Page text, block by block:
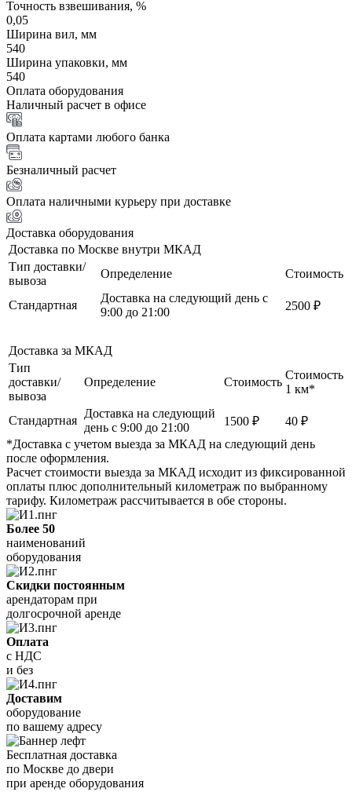
Точность взвешивания, %
0,05
Ширина вил, мм
540
Ширина упаковки, мм
540
Оплата оборудования
Наличный расчет в офисе
Оплата картами любого банка
Безналичный расчет
Оплата наличными курьеру при доставке
Доставка оборудования
Доставка по Москве внутри МКАД
Тип доставки/
вывоза
Определение Стоимость
Стандартная
Доставка на следующий день с
9:00 до 21:00
2500 ₽
Доставка за МКАД
Тип
доставки/
вывоза
Определение Стоимость
Стоимость
1 км*
Стандартная
Доставка на следующий
день с 9:00 до 21:00
1500 ₽
40 ₽
*Доставка с учетом выезда за МКАД на следующий день
после оформления.
Расчет стоимости выезда за МКАД исходит из фиксированной
оплаты плюс дополнительный километраж по выбранному
тарифу. Километраж рассчитывается в обе стороны.
Более 50
наименований
оборудования
Скидки постоянным
арендаторам при
долгосрочной аренде
Оплата
с НДС
и без
Доставим
оборудование
по вашему адресу
Бесплатная доставка
по Москве до двери
при аренде оборудования